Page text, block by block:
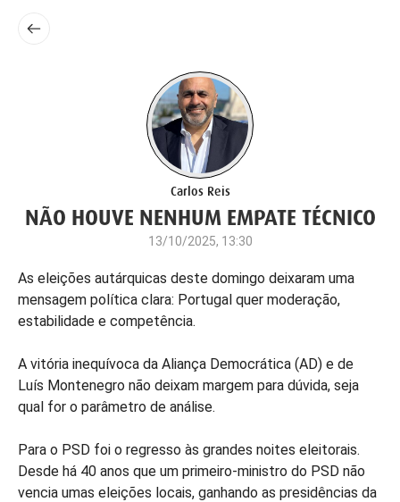
Carlos Reis
NÃO HOUVE NENHUM EMPATE TÉCNICO
13/10/2025, 13:30
As eleições autárquicas deste domingo deixaram uma
mensagem política clara: Portugal quer moderação,
estabilidade e competência.
A vitória inequívoca da Aliança Democrática (AD) e de
Luís Montenegro não deixam margem para dúvida, seja
qual for o parâmetro de análise.
Para o PSD foi o regresso às grandes noites eleitorais.
Desde há 40 anos que um primeiro-ministro do PSD não
vencia umas eleições locais, ganhando as presidências da